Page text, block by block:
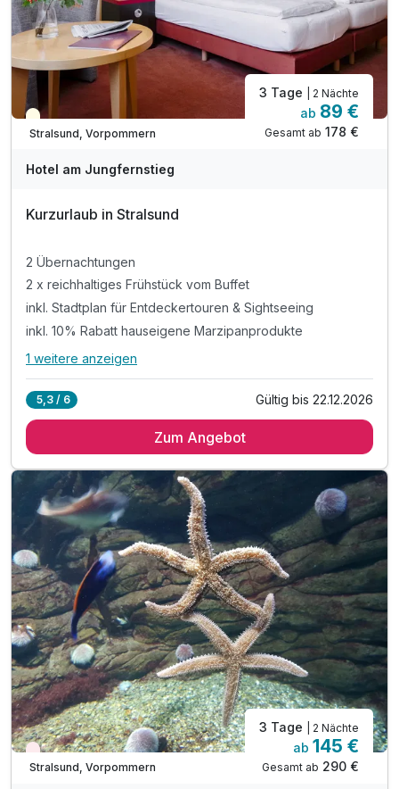
Teilweise ausgelastet
Stralsund, Vorpommern
3 Tage | 2 Nächte
ab 89 €
Gesamt ab 178 €
Hotel am Jungfernstieg
Kurzurlaub in Stralsund
2 Übernachtungen
2 x reichhaltiges Frühstück vom Buffet
inkl. Stadtplan für Entdeckertouren & Sightseeing
inkl. 10% Rabatt hauseigene Marzipanprodukte
Alle Inklusivleistungen
2 x reichhaltiges Frühstück vom Buffet
inkl. 10% Rabatt hauseigene Marzipanprodukte
inkl. 1 Flasche Wasser auf dem Zimmer
1 weitere anzeigen
5,3 / 6 Gültig bis 22.12.2026
Zum Angebot
Wieder frei ab November
Stralsund, Vorpommern
3 Tage | 2 Nächte
ab 145 €
Gesamt ab 290 €